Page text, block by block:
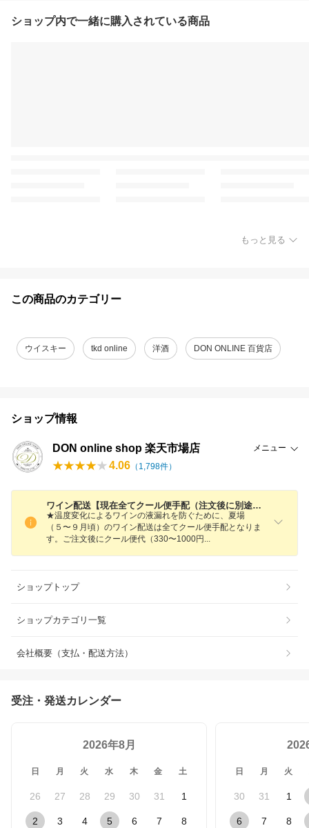
ショップ内で一緒に購入されている商品
もっと見る
この商品のカテゴリー
ウイスキー tkd online 洋酒 DON ONLINE 百貨店
ショップ情報
DON online shop 楽天市場店 メニュー
4.06 （ 1,798件）
ワイン配送【現在全てクール便手配（注文後に別途330〜1000円加算）】と【日付指定】につきまして
★温度変化によるワインの液漏れを防ぐために、夏場
（５〜９月頃）のワイン配送は全てクール便手配となりま
す。ご注文後にクール便代（330〜1000円
ショップトップ
ショップカテゴリ一覧
会社概要（支払・配送方法）
受注・発送カレンダー
2026年8月
日 月 火 水 木 金 土
26 27 28 29 30 31 1
2 3 4 5 6 7 8
日 月 火
30 31 1
6 7 8